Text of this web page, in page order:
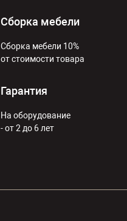
Сборка мебели
Сборка мебели 10%
от стоимости товара
Гарантия
На оборудование
- от 2 до 6 лет